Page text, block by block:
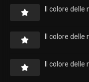
Il colore delle
Il colore delle
Il colore delle